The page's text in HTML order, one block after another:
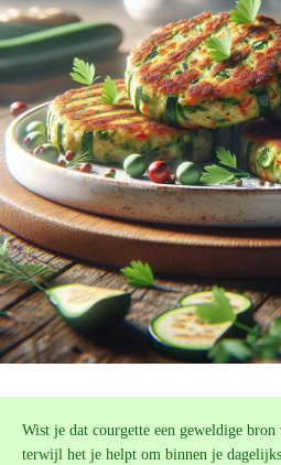
Wist je dat courgette een geweldige
terwijl het je helpt om binnen je